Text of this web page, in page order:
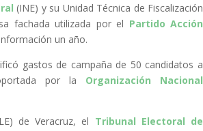
(INE) y su Unidad Técnica de Fiscalización
fachada utilizada por el Partido Acción
un año.
gastos de campaña de 50 candidatos a
por la Organización Nacional
de Veracruz, el Tribunal Electoral de